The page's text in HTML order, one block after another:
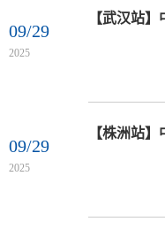
09/29
2025
09/29
2025